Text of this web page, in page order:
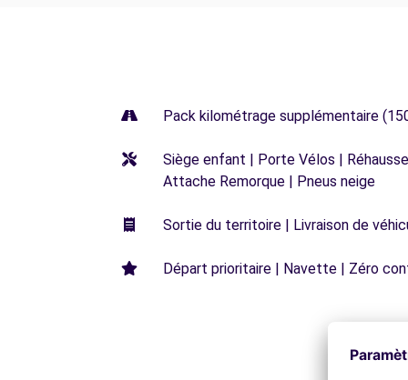
Pack kilométrage supplémentaire
Siège enfant | Porte Vélos |
Attache Remorque | Pneus neige
Sortie du territoire | Livraison de
Départ prioritaire | Navette | Zéro